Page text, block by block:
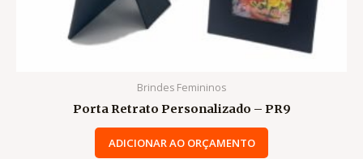
Brindes Femininos
Porta Retrato Personalizado – PR9
ADICIONAR AO ORÇAMENTO